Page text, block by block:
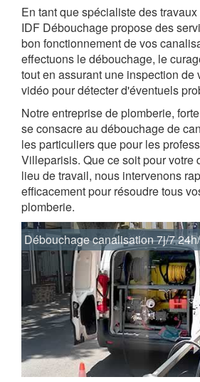
En tant que spécialiste des
IDF Débouchage propose des
bon fonctionnement de vos
effectuons le débouchage, le
tout en assurant une inspection de
vidéo pour détecter d'éventuels
Notre entreprise de plomberie,
se consacre au débouchage de
les particuliers que pour les
Villeparisis. Que ce soit pour votre
lieu de travail, nous intervenons
efficacement pour résoudre tous
plomberie.
Débouchage canalisation 7j/7